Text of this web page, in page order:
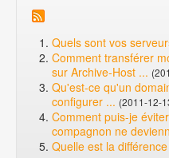
Quels sont vos
Comment transférer
sur Archive-Host ...
Qu'est-ce qu'un
configurer ... (2011-12-
Comment puis-je
compagnon ne
Quelle est la